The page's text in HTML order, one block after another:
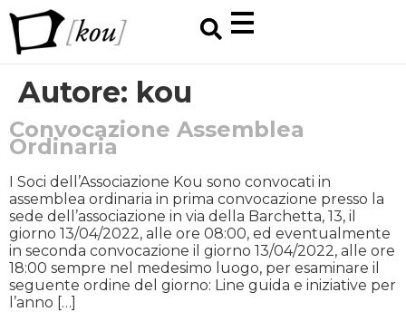
Autore: kou
Convocazione Assemblea
Ordinaria
I Soci dell’Associazione Kou sono convocati in
assemblea ordinaria in prima convocazione presso la
sede dell’associazione in via della Barchetta, 13, il
giorno 13/04/2022, alle ore 08:00, ed eventualmente
in seconda convocazione il giorno 13/04/2022, alle ore
18:00 sempre nel medesimo luogo, per esaminare il
seguente ordine del giorno: Line guida e iniziative per
l’anno […]